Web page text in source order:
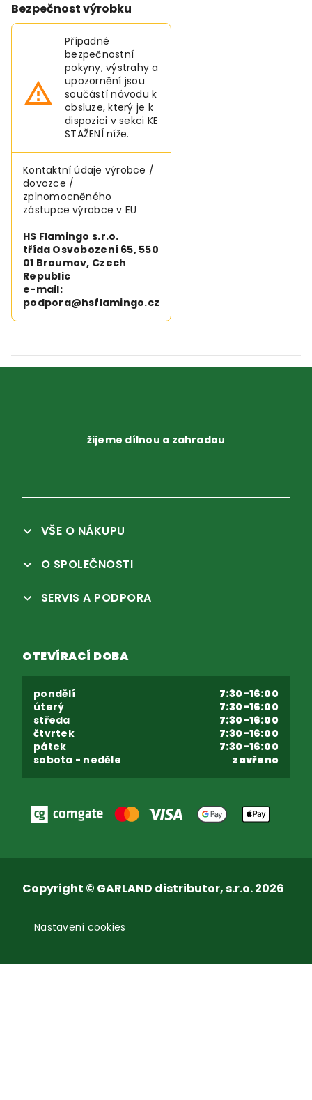
Bezpečnost výrobku
Případné
bezpečnostní
pokyny, výstrahy a
upozornění jsou
součástí návodu k
obsluze, který je k
dispozici v sekci KE
STAŽENÍ níže.
Kontaktní údaje výrobce /
dovozce /
zplnomocněného
zástupce výrobce v EU
HS Flamingo s.r.o.
třída Osvobození 65, 550
01 Broumov, Czech
Republic
e-mail:
podpora@hsflamingo.cz
žijeme dílnou a zahradou
VŠE O NÁKUPU
O SPOLEČNOSTI
SERVIS A PODPORA
OTEVÍRACÍ DOBA
pondělí
7:30-16:00
úterý
7:30-16:00
středa
7:30-16:00
čtvrtek
7:30-16:00
pátek
7:30-16:00
sobota - neděle
zavřeno
Copyright © GARLAND distributor, s.r.o. 2026
Nastavení cookies